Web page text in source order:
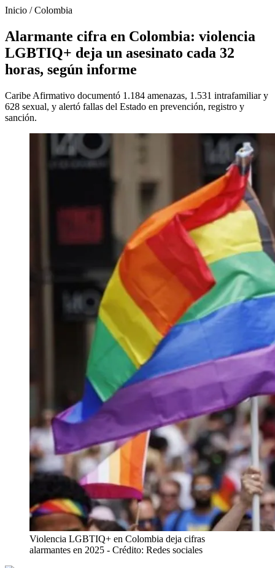
Inicio /Colombia
Alarmante cifra en Colombia: violencia
LGBTIQ+ deja un asesinato cada 32
horas, según informe
Caribe Afirmativo documentó 1.184 amenazas, 1.531 intrafamiliar y
628 sexual, y alertó fallas del Estado en prevención, registro y
sanción.
Violencia LGBTIQ+ en Colombia deja cifras
alarmantes en 2025 - Crédito: Redes sociales